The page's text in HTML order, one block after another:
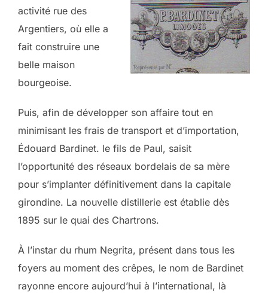
activité rue des
Argentiers, où elle a
fait construire une
belle maison
bourgeoise.
Puis, afin de développer son affaire tout en
minimisant les frais de transport et d’importation,
Édouard Bardinet. le fils de Paul, saisit
l’opportunité des réseaux bordelais de sa mère
pour s’implanter définitivement dans la capitale
girondine. La nouvelle distillerie est établie dès
1895 sur le quai des Chartrons.
À l’instar du rhum Negrita, présent dans tous les
foyers au moment des crêpes, le nom de Bardinet
rayonne encore aujourd’hui à l’international, là